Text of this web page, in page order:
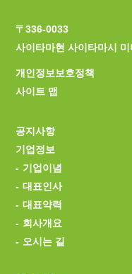
〒336-0033
사이타마현 사이타마시
개인정보보호정책
사이트 맵
공지사항
기업정보
기업이념
대표인사
대표약력
회사개요
오시는 길